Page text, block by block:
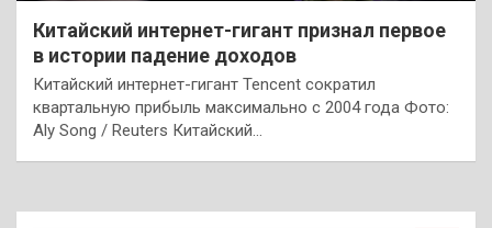
Китайский интернет-гигант признал первое
в истории падение доходов
Китайский интернет-гигант Tencent сократил
квартальную прибыль максимально с 2004 года Фото:
Aly Song / Reuters Китайский…